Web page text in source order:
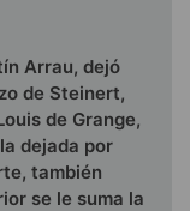
Arrau, dejó
de Steinert,
de Grange,
dejada por
también
se le suma la